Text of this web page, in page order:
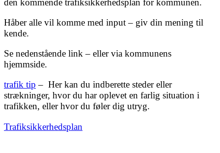
den kommende trafiksikkerhedsplan for kommunen.
Håber alle vil komme med input – giv din mening til
kende.
Se nedenstående link – eller via kommunens
hjemmside.
trafik tip – Her kan du indberette steder eller
strækninger, hvor du har oplevet en farlig situation i
trafikken, eller hvor du føler dig utryg.
Trafiksikkerhedsplan